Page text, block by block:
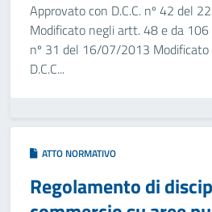
Approvato con D.C.C. nº 42 del
Modificato negli artt. 48 e da 106
nº 31 del 16/07/2013 Modificato
D.C.C...
ATTO NORMATIVO
Regolamento di